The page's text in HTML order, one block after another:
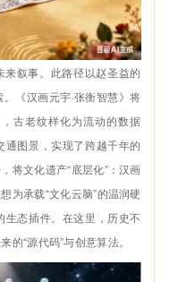
叙事。此路径以赵圣益的
《汉画元宇·张衡智慧》将
古老纹样化为流动的数据
图景，实现了跨越千年的
将文化遗产“底层化”：汉画
为承载“文化云脑”的温润硬
态插件。在这里，历史不
“源代码”与创意算法。